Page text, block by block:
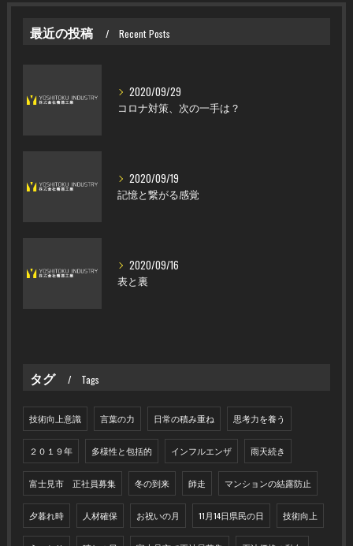
最近の投稿 Recent Posts
2020/09/29
コロナ対策、次の一手は？
2020/09/19
記憶と繋がる感覚
2020/09/16
表と裏
タグ Tags
技術向上意識 言葉の力 日常の積み重ね 思考力を養う
２０１９年 多様性と包括的 インフルエンザ 雨天続き
富士見市 正社員募集 冬の到来 師走 マンションの結露防止
夕暮れ時 人材確保 お祝いの月 11月14日県民の日 技術向上